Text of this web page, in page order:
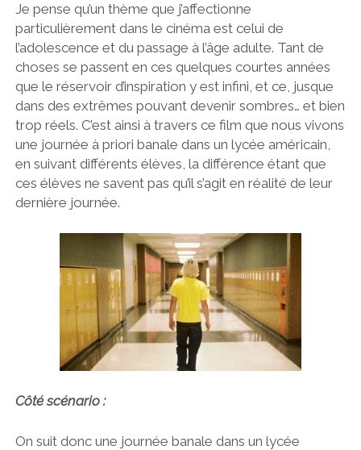
Je pense qu’un thème que j’affectionne
particulièrement dans le cinéma est celui de
l’adolescence et du passage à l’âge adulte. Tant de
choses se passent en ces quelques courtes années
que le réservoir d’inspiration y est infini, et ce, jusque
dans des extrêmes pouvant devenir sombres… et bien
trop réels. C’est ainsi à travers ce film que nous vivons
une journée à priori banale dans un lycée américain,
en suivant différents élèves, la différence étant que
ces élèves ne savent pas qu’il s’agit en réalité de leur
dernière journée.
Côté scénario :
On suit donc une journée banale dans un lycée